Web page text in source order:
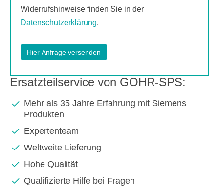
Widerrufshinweise finden Sie in der
Datenschutzerklärung.
Ersatzteilservice von GOHR-SPS:
Mehr als 35 Jahre Erfahrung mit Siemens
Produkten
Expertenteam
Weltweite Lieferung
Hohe Qualität
Qualifizierte Hilfe bei Fragen